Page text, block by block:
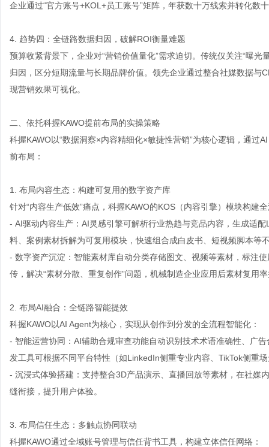
企业通过“官方账号+KOL+员工账号”矩阵，年获数十万线索并转化数
4. 趋势四：全链路数据归因，破解ROI衡量难题
预算收紧背景下，企业对“营销价值量化”需求迫切。传统仅关注“曝
归因，区分短期流量与长期品牌价值。领先企业通过整合社媒数据
现营销效果可视化。
二、依托科握KAWO提前布局的实操策略
科握KAWO以“数据洞察×内容精细化×敏捷性营销”为核心逻辑，通过
前布局：
1. 布局内容生态：构建可复用的数字资产库
针对“内容生产低效”痛点，科握KAWO的KOS（内容引擎）模块构建
- AI驱动内容生产：AI灵感引擎可解析行业热趋与竞品内容，生成适
料、案例素材拆解为可复用模块，快速组合成白皮书、短视频脚本等
- 数字资产沉淀：智能素材库自动分类存储图文、视频等素材，标注
传，解决“素材分散、重复创作”问题，机械制造企业应用后素材复用
2. 布局AI融合：全链路智能提效
科握KAWO以AI Agent为核心，实现从创作到分发的全流程智能化：
- 智能运营协同：AI辅助合规审查功能自动识别技术术语准确性、广
发工具可根据不同平台特性（如LinkedIn侧重专业内容、TikTok侧重
- 沉浸式体验搭建：支持整合3D产品演示、直播回放等素材，在社媒
缝衔接，提升用户体验。
3. 布局信任生态：多触点协同联动
科握KAWO通过全域账号管理与信任背书工具，构建立体信任网络：